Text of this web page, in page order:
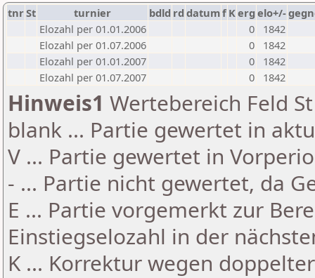
tnrSt turnier bdld rd datumf Kerg elo+/-
Elozahl per 01.01.2006
0
1842
Elozahl per 01.07.2006
0
1842
Elozahl per 01.01.2007
0
1842
Elozahl per 01.07.2007
0 1842
Hinweis1 Wertebereich Feld
blank ... Partie gewertet in
V ... Partie gewertet in
- ... Partie nicht gewertet, da
E ... Partie vorgemerkt zur
Einstiegselozahl in der
K ... Korrektur wegen